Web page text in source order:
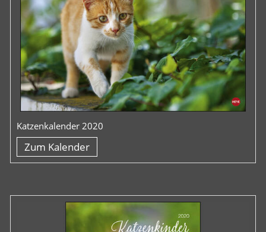
Katzenkalender 2020
Zum Kalender